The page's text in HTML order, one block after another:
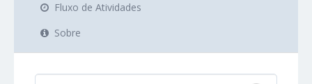
Fluxo de Atividades
Sobre